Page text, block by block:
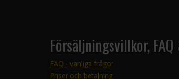
Försäljningsvillkor,
FAQ - vanliga frågor
Priser och betalning